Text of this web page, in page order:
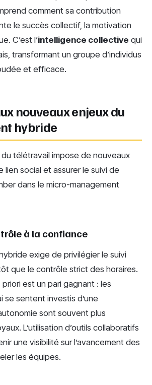
comment sa contribution
le succès collectif, la motivation
C’est l’intelligence collective qui
transformant un groupe d’individus
et efficace.
nouveaux enjeux du
hybride
télétravail impose de nouveaux
lien social et assurer le suivi de
dans le micro-management
à la confiance
exige de privilégier le suivi
que le contrôle strict des horaires.
est un pari gagnant : les
se sentent investis d’une
sont souvent plus
L’utilisation d’outils collaboratifs
une visibilité sur l’avancement des
les équipes.